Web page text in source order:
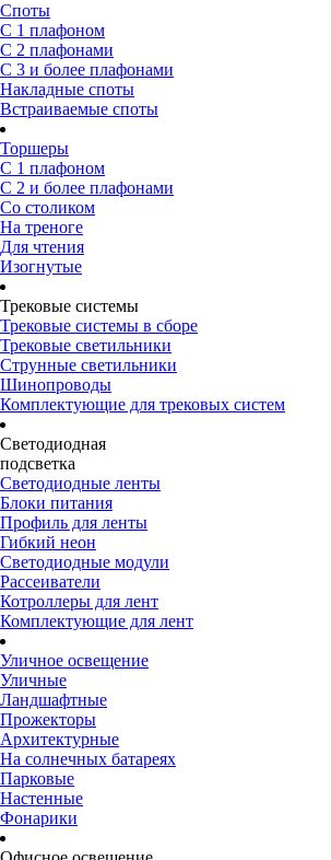
Споты
С 1 плафоном
С 2 плафонами
С 3 и более плафонами
Накладные споты
Встраиваемые споты
Торшеры
С 1 плафоном
С 2 и более плафонами
Со столиком
На треноге
Для чтения
Изогнутые
Трековые системы
Трековые системы в сборе
Трековые светильники
Струнные светильники
Шинопроводы
Комплектующие для трековых систем
Светодиодная
подсветка
Светодиодные ленты
Блоки питания
Профиль для ленты
Гибкий неон
Светодиодные модули
Рассеиватели
Котроллеры для лент
Комплектующие для лент
Уличное освещение
Уличные
Ландшафтные
Прожекторы
Архитектурные
На солнечных батареях
Парковые
Настенные
Фонарики